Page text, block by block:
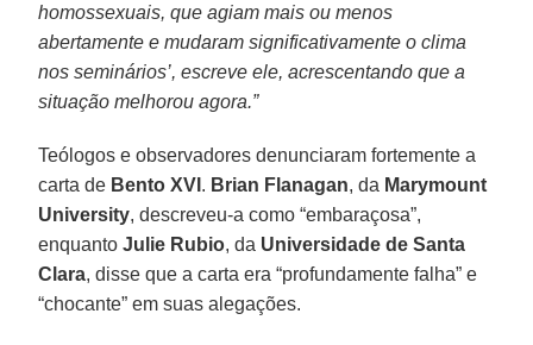
homossexuais, que agiam mais ou menos
abertamente e mudaram significativamente o clima
nos seminários’, escreve ele, acrescentando que a
situação melhorou agora.”
Teólogos e observadores denunciaram fortemente a
carta de Bento XVI . Brian Flanagan, da Marymount
University, descreveu-a como “embaraçosa”,
enquantoJulie Rubio, da Universidade de Santa
Clara, disse que a carta era “profundamente falha” e
“chocante” em suas alegações.